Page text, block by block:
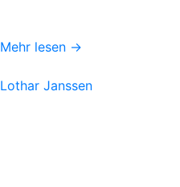
Mehr lesen →
Lothar Janssen